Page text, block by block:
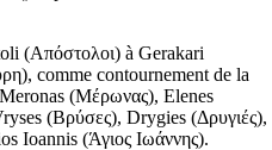
(Απόστολοι) à Gerakari
), comme contournement de la
(Μέρωνας), Elenes
(Βρύσες), Drygies (Δρυγιές),
Ioannis (Άγιος Ιωάννης).